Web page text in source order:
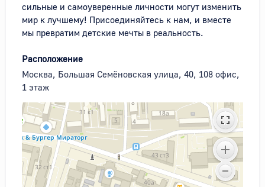
сильные и самоуверенные личности могут изменить
мир к лучшему! Присоединяйтесь к нам, и вместе
мы превратим детские мечты в реальность.
Расположение
Москва, Большая Семёновская улица, 40, 108 офис,
1 этаж